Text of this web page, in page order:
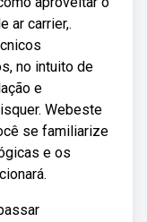
ar carrier,.
no intuito de
e
Webeste
se familiarize
e os